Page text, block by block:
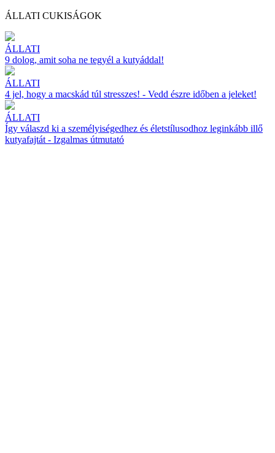
ÁLLATI CUKISÁGOK
ÁLLATI
9 dolog, amit soha ne tegyél a kutyáddal!
ÁLLATI
4 jel, hogy a macskád túl stresszes! - Vedd észre időben a jeleket!
ÁLLATI
Így válaszd ki a személyiségedhez és életstílusodhoz leginkább illő
kutyafajtát - Izgalmas útmutató